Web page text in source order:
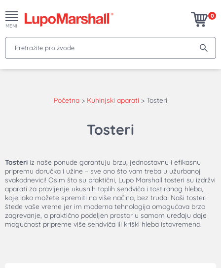
MENI
0
Pretražite proizvode
Početna > Kuhinjski aparati > Tosteri
Tosteri
Tosteri iz naše ponude garantuju brzu, jednostavnu i efikasnu
pripremu doručka i užine – sve ono što vam treba u užurbanoj
svakodnevici! Osim što su praktični, Lupo Marshall tosteri su izdržvi
aparati za pravljenje ukusnih toplih sendviča i tostiranog hleba,
koje lako možete spremiti na više načina, bez truda. Naši tosteri
štede vaše vreme jer im moderna tehnologija omogućava brzo
zagrevanje, a praktično podeljen prostor u samom uređaju daje
mogućnost pripreme više sendviča ili kriški hleba istovremeno.